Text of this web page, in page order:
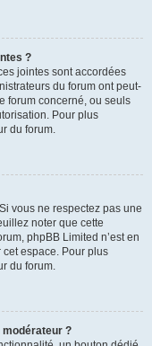
?
jointes sont accordées
du forum ont peut-
forum concerné, ou seuls
Pour plus
du forum.
vous ne respectez pas une
noter que cette
phpBB Limited n’est en
espace. Pour plus
du forum.
?